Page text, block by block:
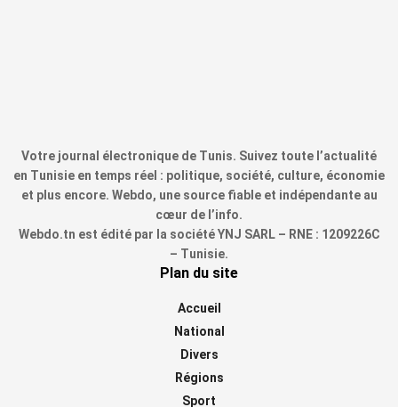
Votre journal électronique de Tunis. Suivez toute l’actualité
en Tunisie en temps réel : politique, société, culture, économie
et plus encore. Webdo, une source fiable et indépendante au
cœur de l’info.
Webdo.tn est édité par la société YNJ SARL – RNE : 1209226C
– Tunisie.
Plan du site
Accueil
National
Divers
Régions
Sport